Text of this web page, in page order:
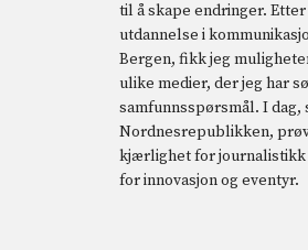
til å skape endringer.
utdannelse i
Bergen, fikk jeg
ulike medier, der jeg har
samfunnsspørsmål. I
Nordnesrepublikken,
kjærlighet for journalistikk
for innovasjon og eventyr.